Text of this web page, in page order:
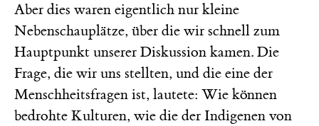
Aber dies waren eigentlich nur kleine
Nebenschauplätze, über die wir schnell zum
Hauptpunkt unserer Diskussion kamen. Die
Frage, die wir uns stellten, und die eine der
Menschheitsfragen ist, lautete: Wie können
bedrohte Kulturen, wie die der Indigenen von